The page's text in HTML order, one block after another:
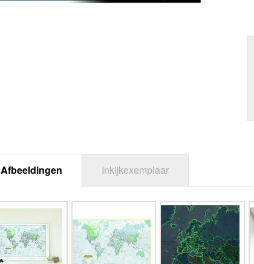
Afbeeldingen Inkijkexemplaar